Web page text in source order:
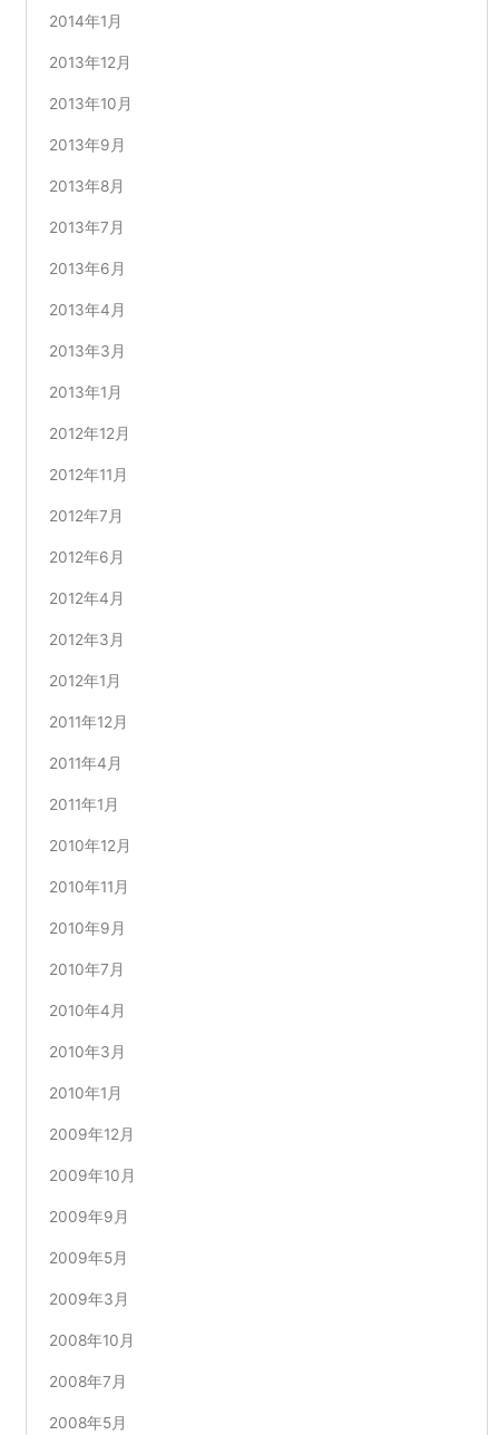
2014年1月
2013年12月
2013年10月
2013年9月
2013年8月
2013年7月
2013年6月
2013年4月
2013年3月
2013年1月
2012年12月
2012年11月
2012年7月
2012年6月
2012年4月
2012年3月
2012年1月
2011年12月
2011年4月
2011年1月
2010年12月
2010年11月
2010年9月
2010年7月
2010年4月
2010年3月
2010年1月
2009年12月
2009年10月
2009年9月
2009年5月
2009年3月
2008年10月
2008年7月
2008年5月